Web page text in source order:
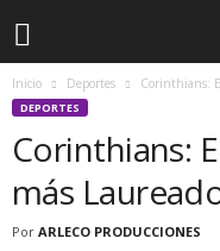
Inicio Deportes Corinthians:
DEPORTES
Corinthians:
más
Por ARLECO PRODUCCIONES